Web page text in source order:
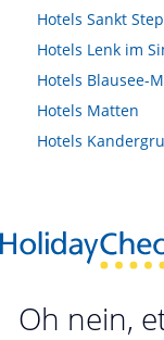
Hotels Sankt
Hotels Lenk im
Hotels Blausee-
Hotels Matten
Hotels
Oh nein,